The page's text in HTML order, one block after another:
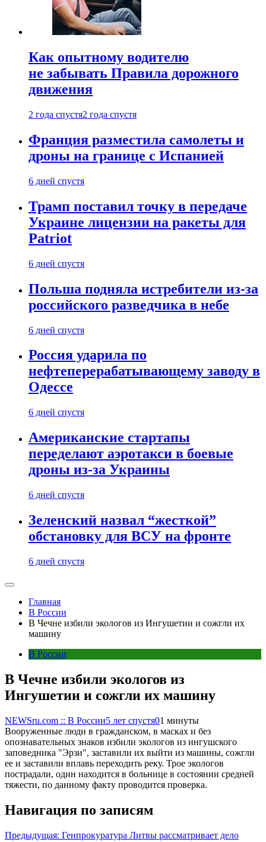
Как опытному водителю
не забывать Правила дорожного
движения
2 года спустя2 года спустя
Франция разместила самолеты и
дроны на границе с Испанией
6 дней спустя
Трамп поставил точку в передаче
Украине лицензии на ракеты для
Patriot
6 дней спустя
Польша подняла истребители из-за
российского разведчика в небе
6 дней спустя
Россия ударила по
нефтеперерабатывающему заводу в
Одессе
6 дней спустя
Американские стартапы
переделают аэротакси в боевые
дроны из-за Украины
6 дней спустя
Зеленский назвал “жесткой”
обстановку для ВСУ на фронте
6 дней спустя
Главная
В России
В Чечне избили экологов из Ингушетии и сожгли их
машину
В России
В Чечне избили экологов из
Ингушетии и сожгли их машину
NEWSru.com :: В России5 лет спустя01 минуты
Вооруженные люди в гражданском, в масках и без
опознавательных знаков избили экологов из ингушского
заповедника "Эрзи", заставили их выйти из машины, сожгли
ее и заставили вплавь переходить реку. Трое экологов
пострадали, один находится в больнице в состоянии средней
тяжести, по данному факту проводится проверка.
Навигация по записям
Предыдущая: Генпрокуратура Литвы рассматривает дело